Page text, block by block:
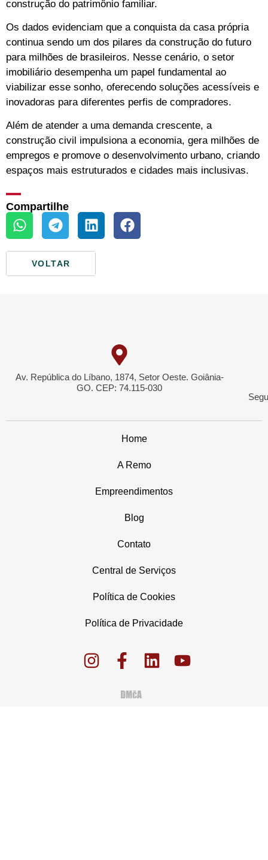
construção do patrimônio familiar.
Os dados evidenciam que a conquista da casa própria
continua sendo um dos pilares da construção do futuro
para milhões de brasileiros. Nesse cenário, o setor
imobiliário desempenha um papel fundamental ao
viabilizar esse sonho, oferecendo soluções acessíveis e
inovadoras para diferentes perfis de compradores.
Além de atender a uma demanda crescente, a
construção civil impulsiona a economia, gera milhões de
empregos e promove o desenvolvimento urbano, criando
espaços mais estruturados e cidades mais inclusivas.
Compartilhe
VOLTAR
Av. República do Líbano, 1874, Setor Oeste. Goiânia-
GO. CEP: 74.115-030
Home
A Remo
Empreendimentos
Blog
Contato
Central de Serviços
Política de Cookies
Política de Privacidade